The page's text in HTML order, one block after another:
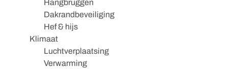
Hangbruggen
Dakrandbeveiliging
Hef & hijs
Klimaat
Luchtverplaatsing
Verwarming